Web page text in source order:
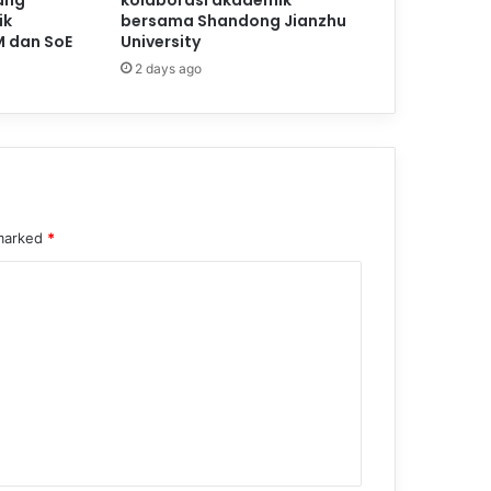
dan SoE
bersama Shandong Jianzhu
University
2 days ago
*